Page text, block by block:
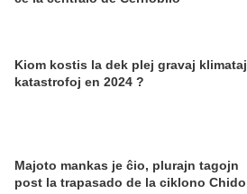
Kiom kostis la dek plej gravaj klimataj
katastrofoj en 2024 ?
Majoto mankas je ĉio, plurajn tagojn
post la trapasado de la ciklono Chido